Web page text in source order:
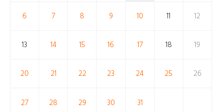
6 7 8 9 10 11 12
13 14 15 16 17 18 19
20 21 22 23 24 25 26
27 28 29 30 31